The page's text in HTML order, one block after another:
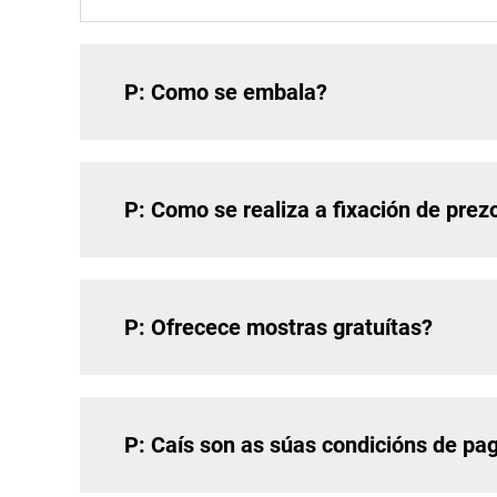
P: Como se embala?
P: Como se realiza a fixación de
P: Ofrecece mostras gratuítas?
P: Caís son as súas condicións de